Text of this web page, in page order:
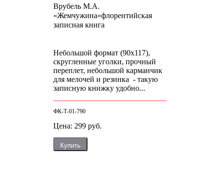
Врубель М.А.
«Жемчужина»флорентийская
записная книга
Небольшой формат (90х117),
скругленные уголки, прочный
переплет, небольшой карманчик
для мелочей и резинка - такую
записную книжку удобно...
ФК-Т-01-790
Цена: 299 руб.
Купить